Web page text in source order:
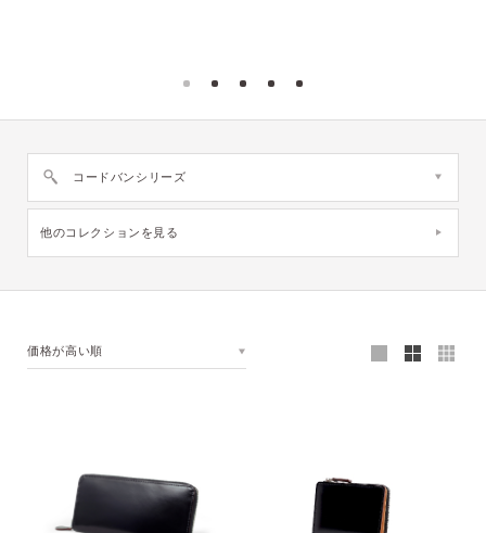
コードバンシリーズ
他のコレクションを見る
価格が高い順